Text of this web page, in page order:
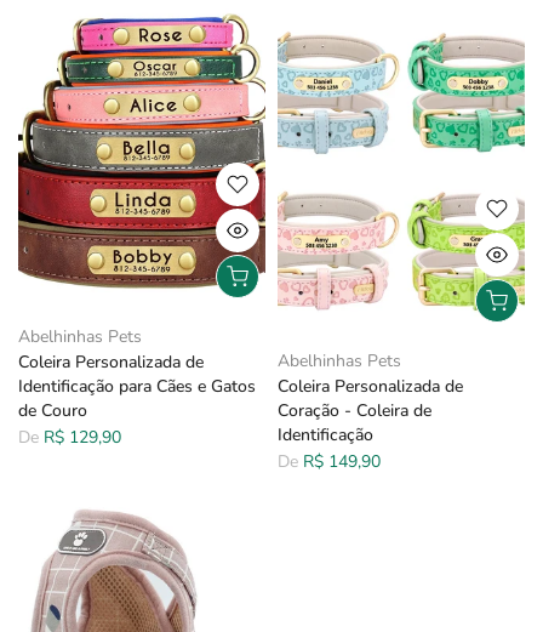
Abelhinhas Pets
Coleira Personalizada de
Identificação para Cães e Gatos
de Couro
De R$ 129,90
Abelhinhas Pets
Coleira Personalizada de
Coração - Coleira de
Identificação
De R$ 149,90